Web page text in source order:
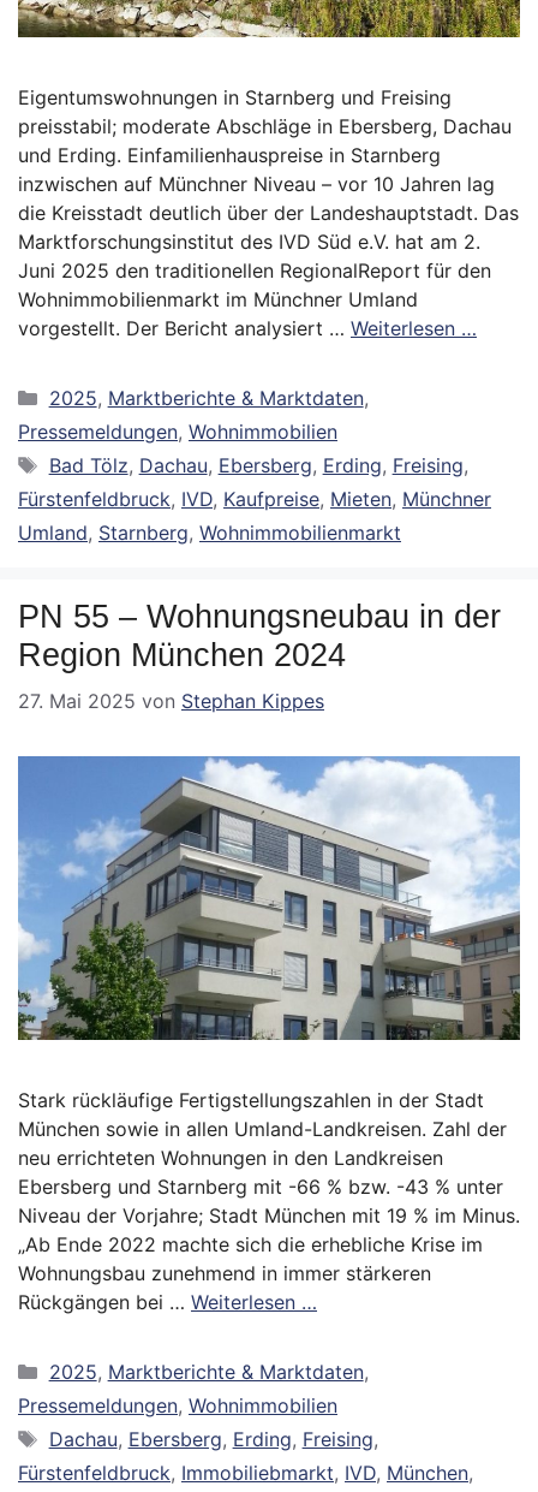
Eigentumswohnungen in Starnberg und Freising
preisstabil; moderate Abschläge in Ebersberg, Dachau
und Erding. Einfamilienhauspreise in Starnberg
inzwischen auf Münchner Niveau – vor 10 Jahren lag
die Kreisstadt deutlich über der Landeshauptstadt. Das
Marktforschungsinstitut des IVD Süd e.V. hat am 2.
Juni 2025 den traditionellen RegionalReport für den
Wohnimmobilienmarkt im Münchner Umland
vorgestellt. Der Bericht analysiert … Weiterlesen …
Kategorien
2025, Marktberichte & Marktdaten,
Pressemeldungen, Wohnimmobilien
Schlagwörter
Bad Tölz, Dachau, Ebersberg, Erding, Freising,
Fürstenfeldbruck, IVD, Kaufpreise, Mieten, Münchner
Umland, Starnberg, Wohnimmobilienmarkt
PN 55 – Wohnungsneubau in der
Region München 2024
27. Mai 2025 von Stephan Kippes
Stark rückläufige Fertigstellungszahlen in der Stadt
München sowie in allen Umland-Landkreisen. Zahl der
neu errichteten Wohnungen in den Landkreisen
Ebersberg und Starnberg mit -66 % bzw. -43 % unter
Niveau der Vorjahre; Stadt München mit 19 % im Minus.
„Ab Ende 2022 machte sich die erhebliche Krise im
Wohnungsbau zunehmend in immer stärkeren
Rückgängen bei … Weiterlesen …
Kategorien
2025, Marktberichte & Marktdaten,
Pressemeldungen, Wohnimmobilien
Schlagwörter
Dachau, Ebersberg, Erding, Freising,
Fürstenfeldbruck, Immobiliebmarkt, IVD, München,